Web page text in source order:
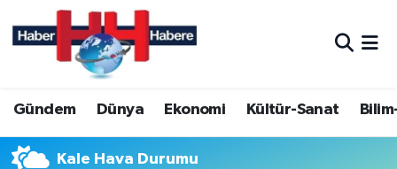
Gündem Dünya Ekonomi Kültür-Sanat
Kale Hava Durumu
Hava Durumu
Trafik Durumu
Süper Lig Puan Durumu ve Fikstür